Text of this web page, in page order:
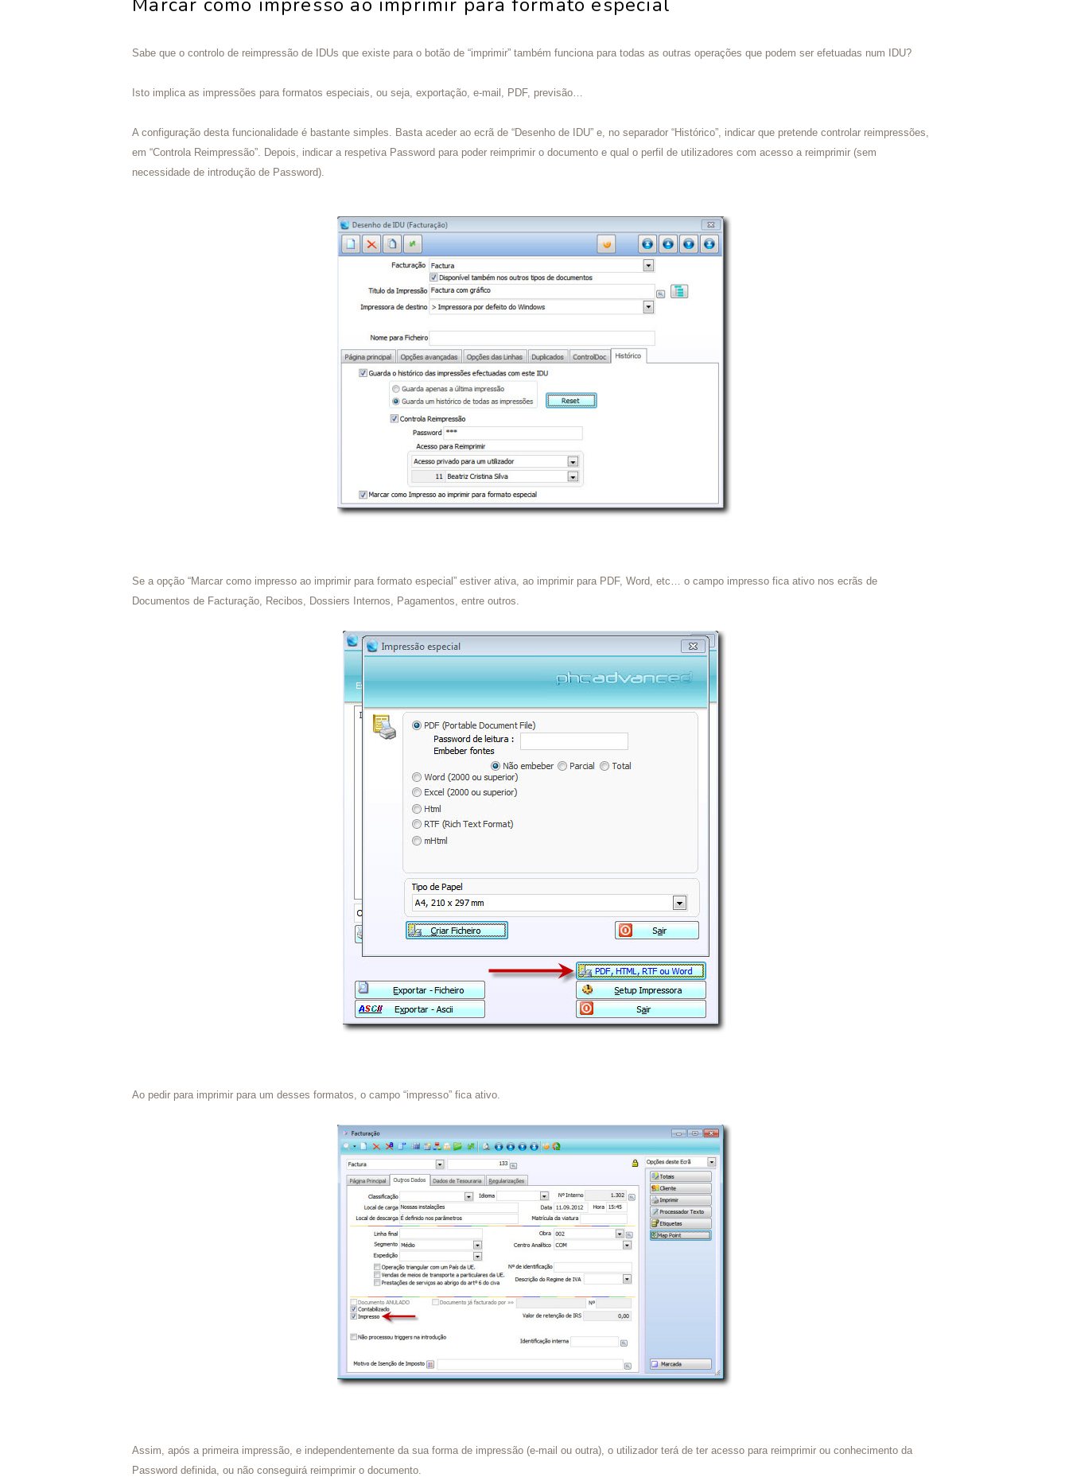
Sabe que o controlo de reimpressão de IDUs que existe para o botão de “imprimir” também funciona para todas as outras operações que podem ser efetuadas num IDU?
Isto implica as impressões para formatos especiais, ou seja, exportação, e-mail, PDF, previsão…
A configuração desta funcionalidade é bastante simples. Basta aceder ao ecrã de “Desenho de IDU” e, no separador “Histórico”, indicar que pretende controlar reimpressões,
em “Controla Reimpressão”. Depois, indicar a respetiva Password para poder reimprimir o documento e qual o perfil de utilizadores com acesso a reimprimir (sem
necessidade de introdução de Password).
Se a opção “Marcar como impresso ao imprimir para formato especial” estiver ativa, ao imprimir para PDF, Word, etc… o campo impresso fica ativo nos ecrãs de
Documentos de Facturação, Recibos, Dossiers Internos, Pagamentos, entre outros.
Ao pedir para imprimir para um desses formatos, o campo “impresso” fica ativo.
Assim, após a primeira impressão, e independentemente da sua forma de impressão (e-mail ou outra), o utilizador terá de ter acesso para reimprimir ou conhecimento da
Password definida, ou não conseguirá reimprimir o documento.